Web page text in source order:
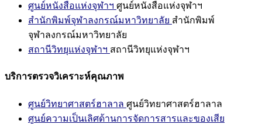
ศูนย์หนังสือแห่งจุฬาฯ ศูนย์หนังสือแห่งจุฬาฯ
สำนักพิมพ์จุฬาลงกรณ์มหาวิทยาลัย สำนักพิมพ์
จุฬาลงกรณ์มหาวิทยาลัย
สถานีวิทยุแห่งจุฬาฯ สถานีวิทยุแห่งจุฬาฯ
บริการตรวจวิเคราะห์คุณภาพ
ศูนย์วิทยาศาสตร์ฮาลาล ศูนย์วิทยาศาสตร์ฮาลาล
ศูนย์ความเป็นเลิศด้านการจัดการสารและของเสีย